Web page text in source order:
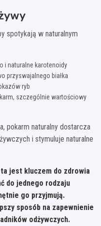
spotykają w naturalnym
i naturalne karotenoidy
przyswajalnego białka
ryb
szczególnie wartościowy
pokarm naturalny dostarcza
i stymuluje naturalne
jest kluczem do zdrowia
do jednego rodzaju
go przyjmują.
sposób na zapewnienie
odżywczych.